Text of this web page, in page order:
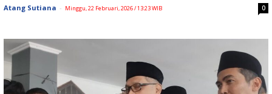
Atang Sutiana - Minggu, 22 Februari, 2026 / 13:23 WIB 0